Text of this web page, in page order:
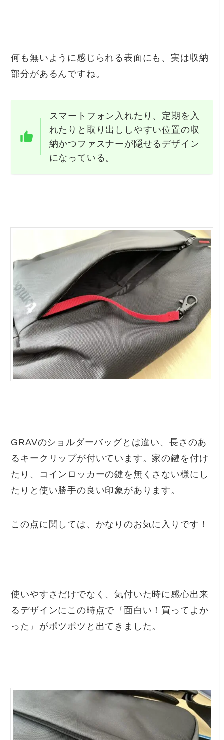
何も無いように感じられる表面にも、実は収納
部分があるんですね。
スマートフォン入れたり、定期を入
れたりと取り出ししやすい位置の収
納かつファスナーが隠せるデザイン
になっている。
GRAVのショルダーバッグとは違い、長さのあ
るキークリップが付いています。家の鍵を付け
たり、コインロッカーの鍵を無くさない様にし
たりと使い勝手の良い印象があります。
この点に関しては、かなりのお気に入りです！
使いやすさだけでなく、気付いた時に感心出来
るデザインにこの時点で『面白い！買ってよか
った』がポツポツと出てきました。